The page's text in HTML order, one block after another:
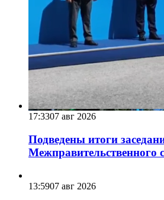
17:3307 авг 2026
Подведены итоги
Межправительственного
13:5907 авг 2026